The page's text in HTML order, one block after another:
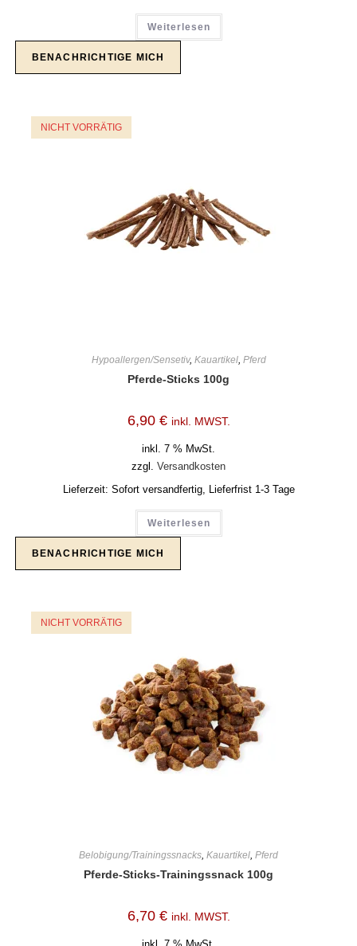
Weiterlesen
NICHT VORRÄTIG
Hypoallergen/Sensetiv, Kauartikel, Pferd
Pferde-Sticks 100g
6,90 € inkl. MWST.
inkl. 7 % MwSt.
zzgl. Versandkosten
Lieferzeit: Sofort versandfertig, Lieferfrist 1-3 Tage
Weiterlesen
NICHT VORRÄTIG
Belobigung/Trainingssnacks, Kauartikel, Pferd
Pferde-Sticks-Trainingssnack 100g
6,70 € inkl. MWST.